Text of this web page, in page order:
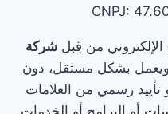
CNPJ:
الإلكتروني من قِبل شركة
بشكل مستقل، دون
رسمي من العلامات